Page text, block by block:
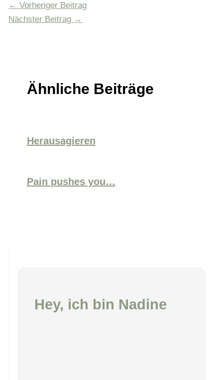
← Vorheriger Beitrag
Nächster Beitrag →
Ähnliche Beiträge
Herausagieren
Pain pushes you…
Hey, ich bin Nadine